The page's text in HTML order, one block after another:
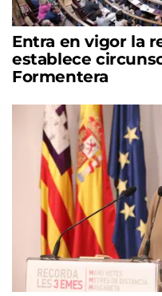
Entra en vigor la
establece
Formentera